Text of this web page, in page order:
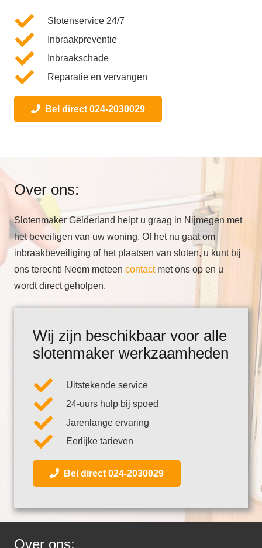
Slotenservice 24/7
Inbraakpreventie
Inbraakschade
Reparatie en vervangen
Bel direct 024-2030029
Over ons:
Slotenmaker Gelderland helpt u graag in Nijmegen met
het beveiligen van uw woning. Of het nu gaat om
inbraakbeveiliging of het plaatsen van sloten, u kunt bij
ons terecht! Neem meteen contactmet ons op en u
wordt direct geholpen.
Wij zijn beschikbaar voor alle
slotenmaker werkzaamheden
Uitstekende service
24-uurs hulp bij spoed
Jarenlange ervaring
Eerlijke tarieven
Bel direct 024-2030029
Over ons: